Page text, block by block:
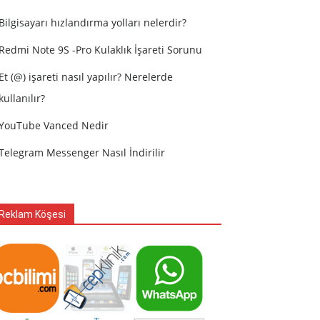
hızlandırma yolları nelerdir?
Note 9S -Pro Kulaklık İşareti Sorunu
(@) işareti nasıl yapılır? Nerelerde
Vanced Nedir
Messenger Nasıl İndirilir
Köşesi